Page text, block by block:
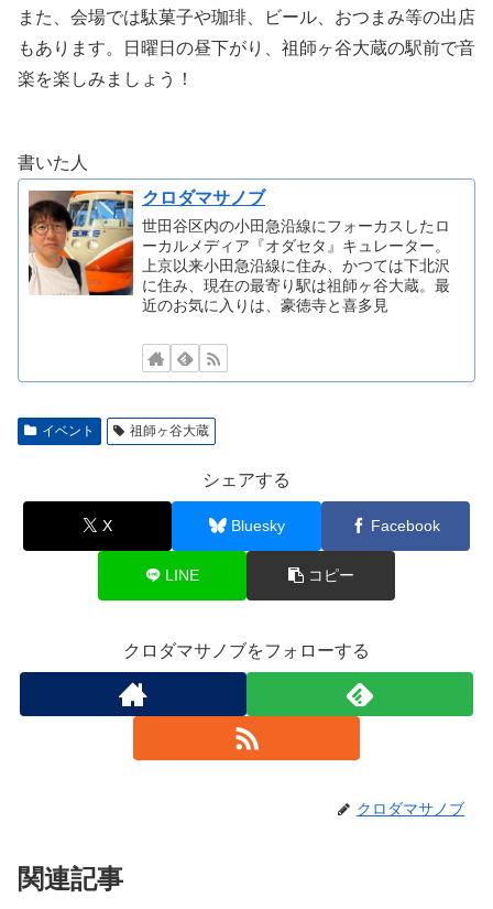
また、会場では駄菓子や珈琲、ビール、おつまみ等の出店
もあります。日曜日の昼下がり、祖師ヶ谷大蔵の駅前で音
楽を楽しみましょう！
書いた人
クロダマサノブ
世田谷区内の小田急沿線にフォーカスしたロ
ーカルメディア『オダセタ』キュレーター。
上京以来小田急沿線に住み、かつては下北沢
に住み、現在の最寄り駅は祖師ヶ谷大蔵。最
近のお気に入りは、豪徳寺と喜多見
イベント 祖師ヶ谷大蔵
シェアする
X Bluesky Facebook
LINE コピー
クロダマサノブをフォローする
クロダマサノブ
関連記事